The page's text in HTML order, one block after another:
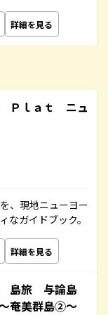
詳細を見る
Ｐｌａｔ ニュ
、現地ニューヨー
ガイドブック。
詳細を見る
島旅 与論島
奄美群島②～